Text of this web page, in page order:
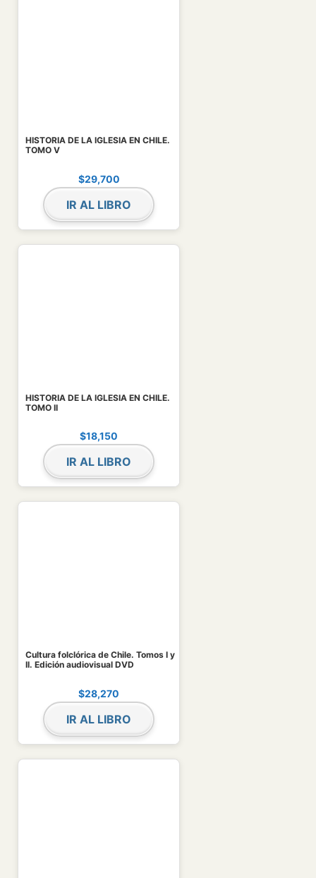
HISTORIA DE LA IGLESIA EN CHILE.
TOMO V
$29,700
IR AL LIBRO
HISTORIA DE LA IGLESIA EN CHILE.
TOMO II
$18,150
IR AL LIBRO
Cultura folclórica de Chile. Tomos I y
II. Edición audiovisual DVD
$28,270
IR AL LIBRO